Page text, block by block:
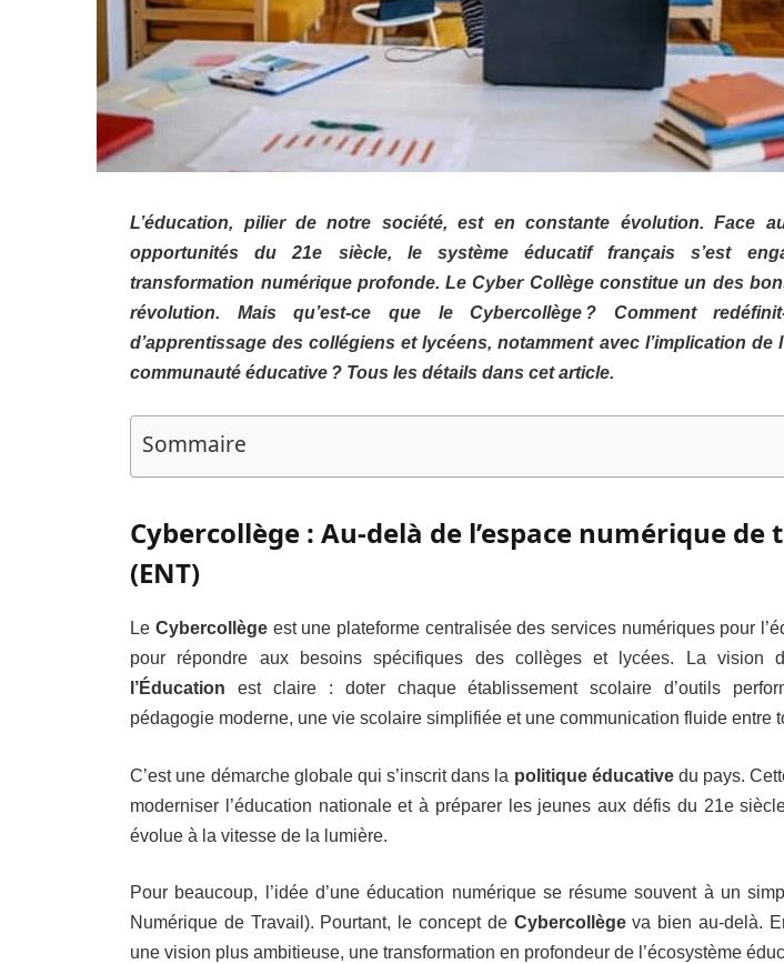
L’éducation, pilier de notre société, est en constante évolution. Face
opportunités du 21e siècle, le système éducatif français s’est
transformation numérique profonde. Le Cyber Collège constitue un des
révolution. Mais qu’est-ce que le Cybercollège ? Comment
d’apprentissage des collégiens et lycéens, notamment avec l’implication de
communauté éducative ? Tous les détails dans cet article.
Sommaire
Cybercollège : Au-delà de l’espace numérique de
(ENT)
Le Cybercollègeest une plateforme centralisée des services numériques pour
pour répondre aux besoins spécifiques des collèges et lycées. La vision
l’Éducation est claire : doter chaque établissement scolaire d’outils
pédagogie moderne, une vie scolaire simplifiée et une communication fluide entre
C’est une démarche globale qui s’inscrit dans la politique éducativedu pays.
moderniser l’éducation nationale et à préparer les jeunes aux défis du 21e
évolue à la vitesse de la lumière.
Pour beaucoup, l’idée d’une éducation numérique se résume souvent à un
Numérique de Travail). Pourtant, le concept de Cybercollègeva bien au-delà.
une vision plus ambitieuse, une transformation en profondeur de l’écosystème